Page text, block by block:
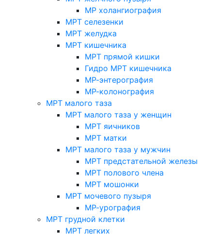
МР холангиография
МРТ селезенки
МРТ желудка
МРТ кишечника
МРТ прямой кишки
Гидро МРТ кишечника
МР-энтерография
МР-колонография
МРТ малого таза
МРТ малого таза у женщин
МРТ яичников
МРТ матки
МРТ малого таза у мужчин
МРТ предстательной железы
МРТ полового члена
МРТ мошонки
МРТ мочевого пузыря
МР-урография
МРТ грудной клетки
МРТ легких